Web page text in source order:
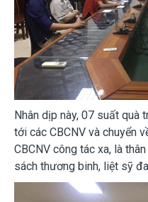
Nhân dịp này, 07 suất quà
tới các CBCNV và chuyển
CBCNV công tác xa, là
sách thương binh, liệt sỹ